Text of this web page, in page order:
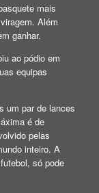
mais
Além
ganhar.
ao pódio em
equipas
um par de lances
é de
pelas
inteiro. A
só pode